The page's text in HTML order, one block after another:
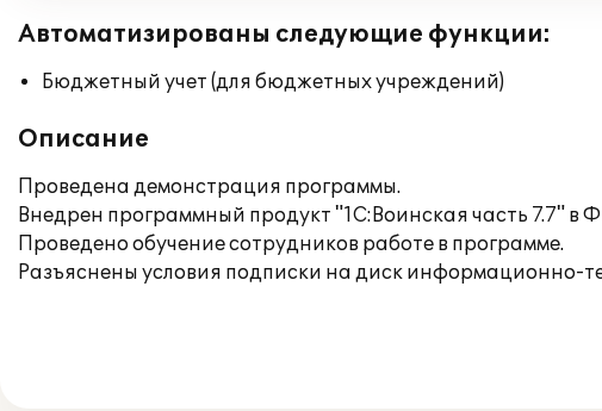
Автоматизированы следующие функции:
Бюджетный учет (для бюджетных учреждений)
Описание
Проведена демонстрация программы.
Внедрен программный продукт "1С:Воинская часть 7.7" в
Проведено обучение сотрудников работе в программе.
Разъяснены условия подписки на диск информационно-